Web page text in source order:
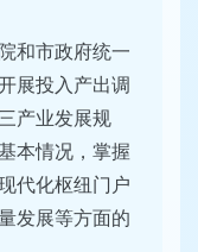
和市政府统一
展投入产出调
产业发展规
本情况，掌握
代化枢纽门户
发展等方面的